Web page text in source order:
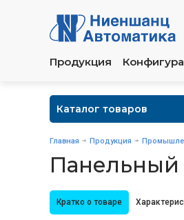
Продукция
Каталог товаров
Главная Продукция
Панельный
Кратко о товаре